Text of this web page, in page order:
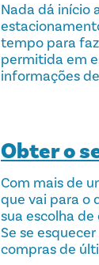
Nada dá início
tempo para
permitida em
informações
Obter o
Com mais de
que vai para o
sua escolha
Se se
compras de